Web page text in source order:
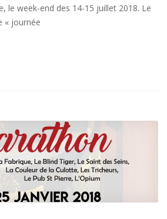
le week-end des 14-15 juillet 2018. Le
« journée